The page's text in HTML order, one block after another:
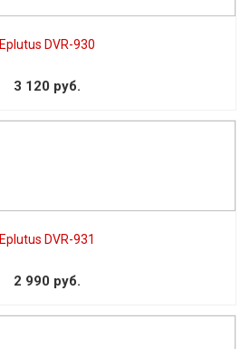
Eplutus DVR-930
3 120 руб.
Eplutus DVR-931
2 990 руб.